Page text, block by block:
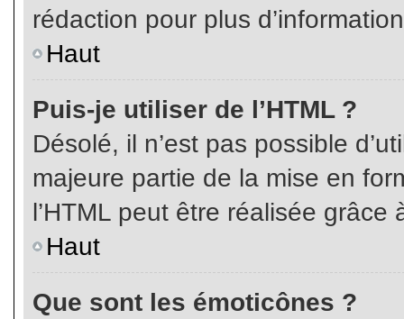
rédaction pour plus
Haut
Puis-je utiliser de l’HTML ?
Désolé, il n’est pas possible
majeure partie de la mise en
l’HTML peut être réalisée grâce
Haut
Que sont les émoticônes ?